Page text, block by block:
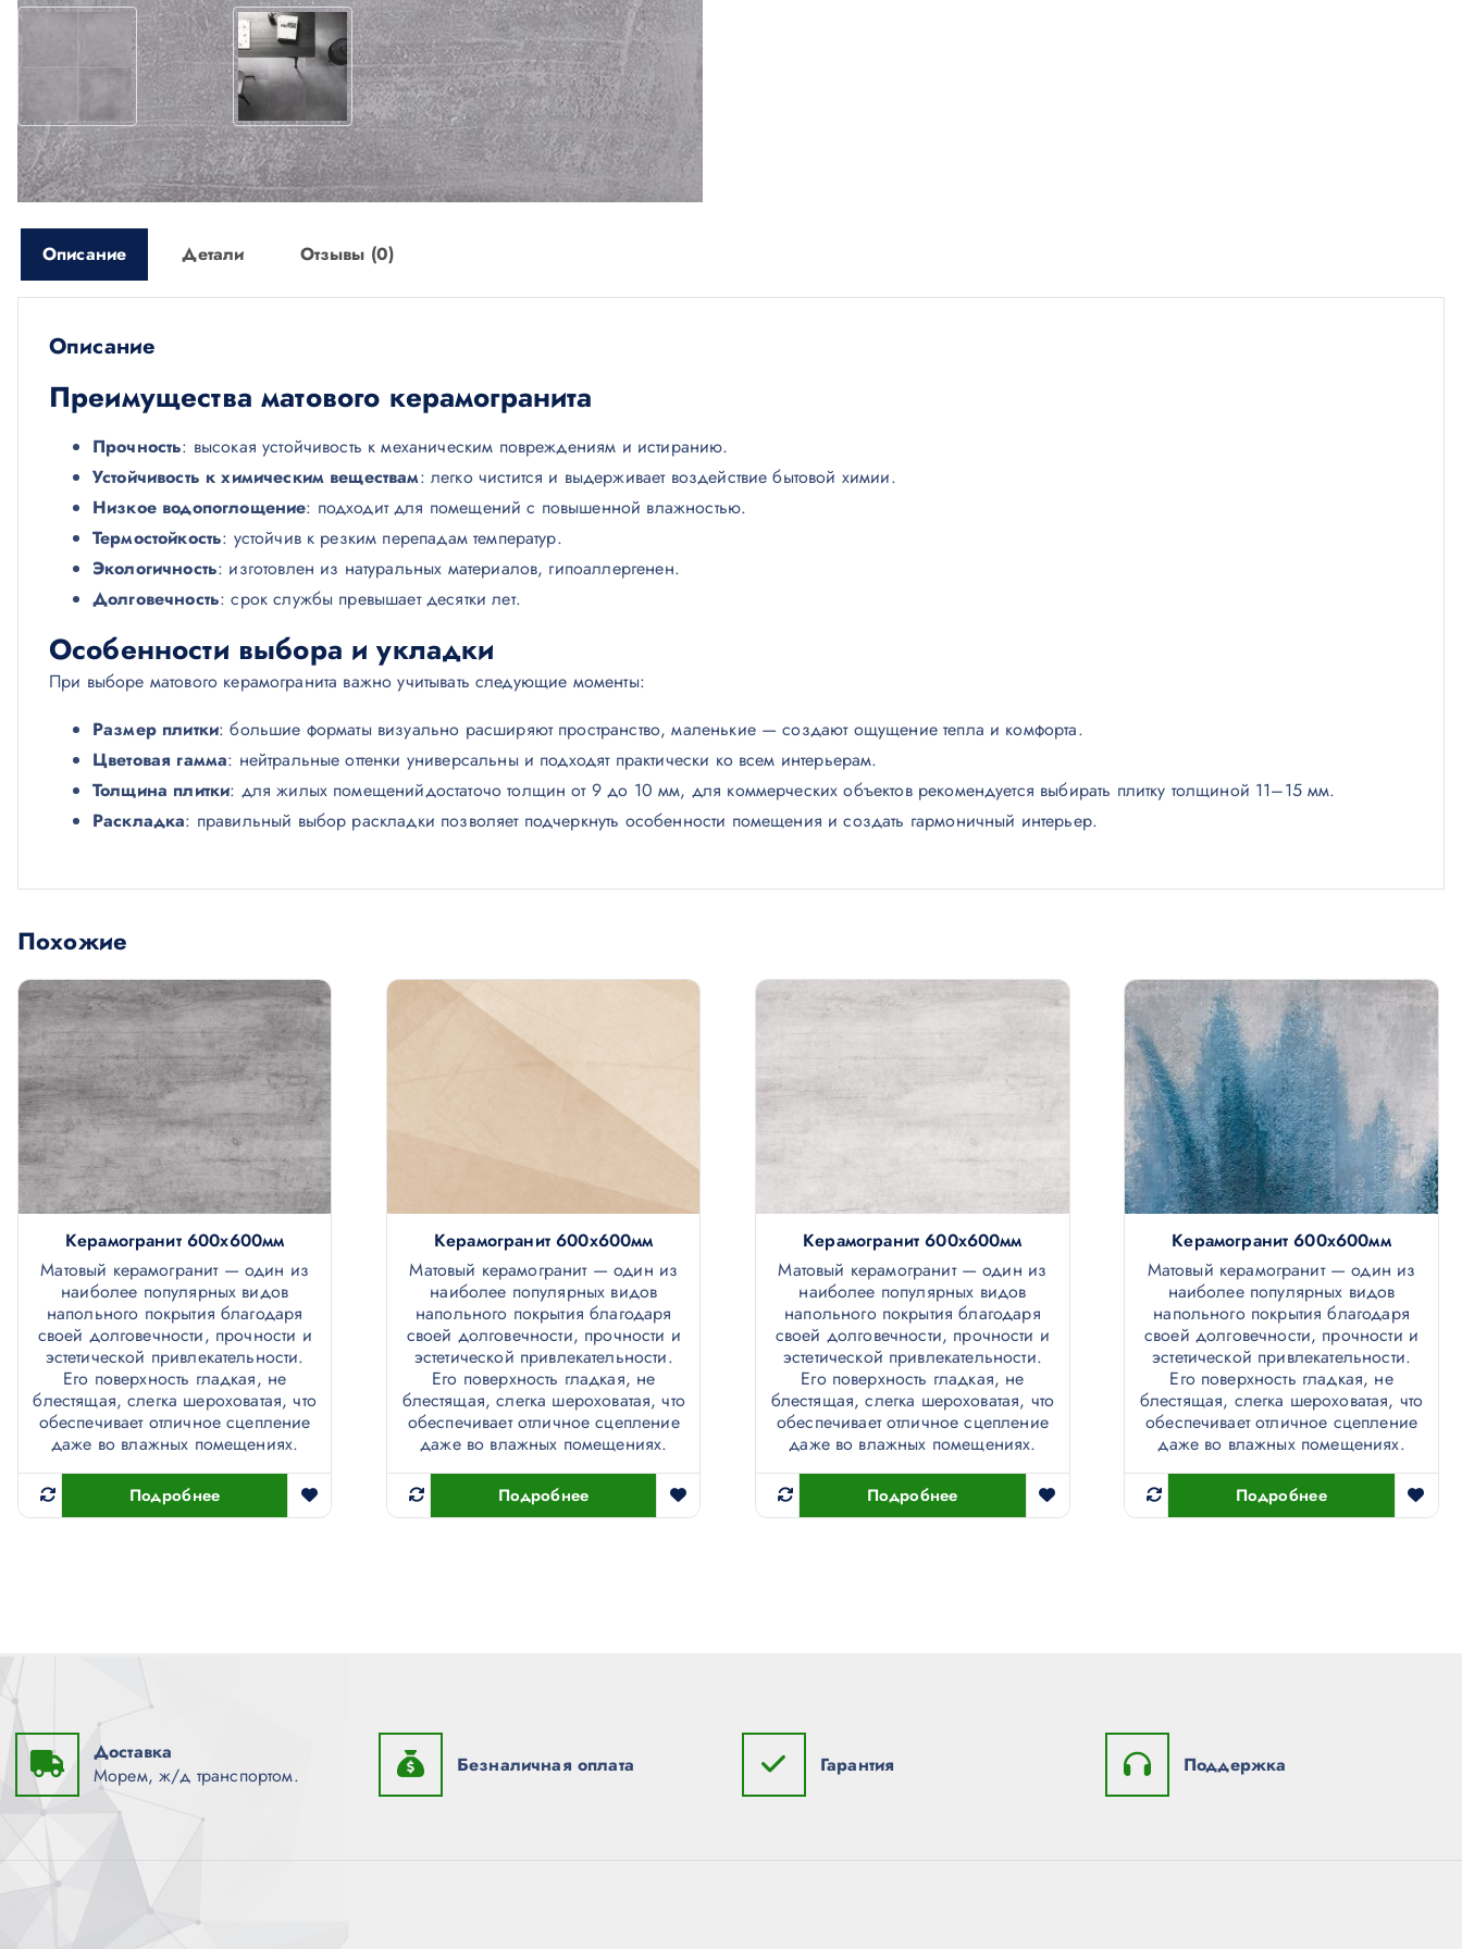
Описание Детали Отзывы (0)
Описание
Преимущества матового керамогранита
Прочность: высокая устойчивость к механическим повреждениям и истиранию.
Устойчивость к химическим веществам: легко чистится и выдерживает воздействие бытовой химии.
Низкое водопоглощение: подходит для помещений с повышенной влажностью.
Термостойкость: устойчив к резким перепадам температур.
Экологичность: изготовлен из натуральных материалов, гипоаллергенен.
Долговечность: срок службы превышает десятки лет.
Особенности выбора и укладки
При выборе матового керамогранита важно учитывать следующие моменты:
Размер плитки: большие форматы визуально расширяют пространство, маленькие — создают ощущение тепла и комфорта.
Цветовая гамма: нейтральные оттенки универсальны и подходят практически ко всем интерьерам.
Толщина плитки: для жилых помещенийдостаточо толщин от 9 до 10 мм, для коммерческих объектов рекомендуется выбирать плитку толщиной 11–15 мм.
Раскладка: правильный выбор раскладки позволяет подчеркнуть особенности помещения и создать гармоничный интерьер.
Похожие
Керамогранит 600х600мм
Матовый керамогранит — один из
наиболее популярных видов
напольного покрытия благодаря
своей долговечности, прочности и
эстетической привлекательности.
Его поверхность гладкая, не
блестящая, слегка шероховатая, что
обеспечивает отличное сцепление
даже во влажных помещениях.
Подробнее
Керамогранит 600х600мм
Матовый керамогранит — один из
наиболее популярных видов
напольного покрытия благодаря
своей долговечности, прочности и
эстетической привлекательности.
Его поверхность гладкая, не
блестящая, слегка шероховатая, что
обеспечивает отличное сцепление
даже во влажных помещениях.
Подробнее
Керамогранит 600х600мм
Матовый керамогранит — один из
наиболее популярных видов
напольного покрытия благодаря
своей долговечности, прочности и
эстетической привлекательности.
Его поверхность гладкая, не
блестящая, слегка шероховатая, что
обеспечивает отличное сцепление
даже во влажных помещениях.
Подробнее
Керамогранит 600х600мм
Матовый керамогранит — один из
наиболее популярных видов
напольного покрытия благодаря
своей долговечности, прочности и
эстетической привлекательности.
Его поверхность гладкая, не
блестящая, слегка шероховатая, что
обеспечивает отличное сцепление
даже во влажных помещениях.
Подробнее
Доставка
Морем, ж/д транспортом.
Безналичная оплата Гарантия Поддержка